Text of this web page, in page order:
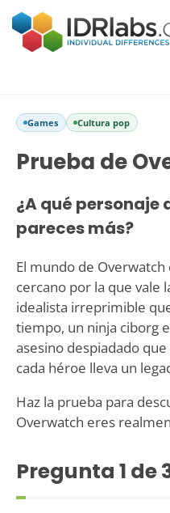
Games Cultura pop
Prueba de
¿A qué personaje
pareces más?
El mundo de
cercano por la que vale
idealista irreprimible
tiempo, un ninja ciborg
asesino despiadado
cada héroe lleva un
Haz la prueba para
Overwatch eres
Pregunta 1 de